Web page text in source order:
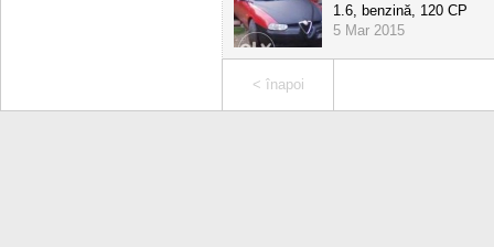
1.6, benzină, 120 CP
5 Mar 2015
< înapoi